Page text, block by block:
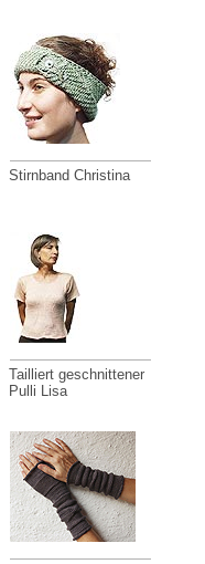
Stirnband Christina
Tailliert geschnittener
Pulli Lisa